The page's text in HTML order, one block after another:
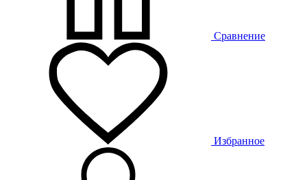
Сравнение
Избранное